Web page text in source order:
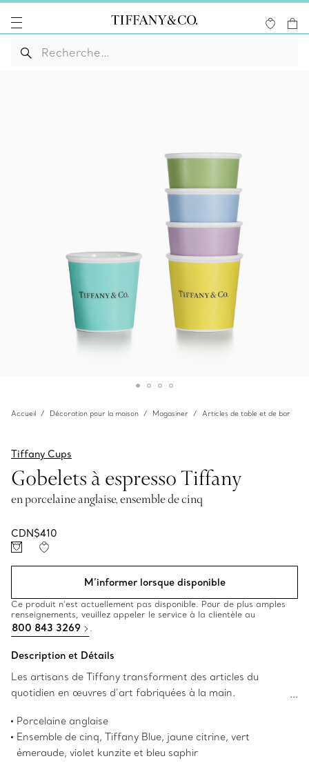
Accueil Décoration pour la maison Magasiner Articles de table et de bar
Tiffany Cups
Gobelets à espresso Tiffany
en porcelaine anglaise, ensemble de cinq
CDN$410
M’informer lorsque disponible
Ce produit n’est actuellement pas disponible. Pour de plus amples
renseignements, veuillez appeler le service à la clientèle au
800 843 3269 .
Description et Détails
Les artisans de Tiffany transforment des articles du
quotidien en œuvres d’art fabriquées à la main.
contemporain de cinq gobelets à espresso arbore la
teinte emblématique Tiffany Blue et une palette de
couleurs vives inspirée des gemmes de renommée
Porcelaine anglaise
Ensemble de cinq, Tiffany Blue, jaune citrine, vert
émeraude, violet kunzite et bleu saphir